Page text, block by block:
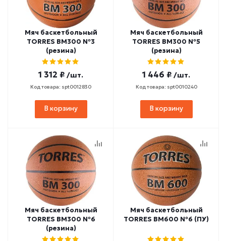
Мяч баскетбольный
TORRES BM300 №3
(резина)
1 312 ₽ /шт.
Код товара: spt0012830
В корзину
Мяч баскетбольный
TORRES BM300 №5
(резина)
1 446 ₽ /шт.
Код товара: spt0010240
В корзину
Мяч баскетбольный
TORRES BM300 №6
(резина)
Мяч баскетбольный
TORRES BM600 №6 (ПУ)